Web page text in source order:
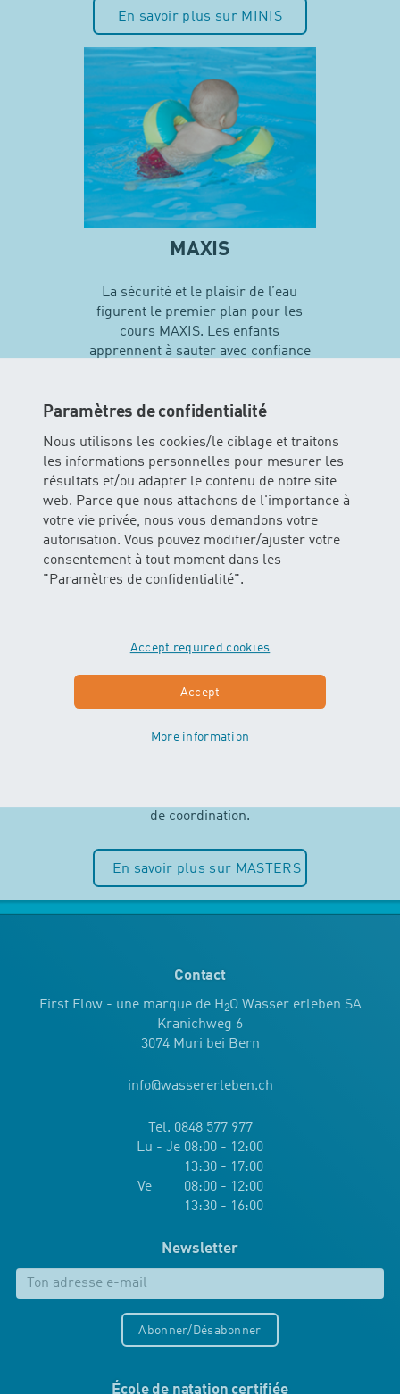
Paramètres de confidentialité
Nous utilisons les cookies/le ciblage et traitons
les informations personnelles pour mesurer les
résultats et/ou adapter le contenu de notre site
web. Parce que nous attachons de l'importance à
votre vie privée, nous vous demandons votre
autorisation. Vous pouvez modifier/ajuster votre
consentement à tout moment dans les
"Paramètres de confidentialité".
Accept required cookies
Accept
More information
En savoir plus sur MINIS
MAXIS
La sécurité et le plaisir de l’eau
figurent le premier plan pour les
cours MAXIS. Les enfants
apprennent à sauter avec confiance
techniques de natation…
En savoir plus sur MAXIS
MASTERS
Indépendance et plaisir de l’eau sont
de coordination.
En savoir plus sur MASTERS
Contact
First Flow - une marque de H2O Wasser erleben SA
Kranichweg 6
3074 Muri bei Bern
info@wassererleben.ch
Tel. 0848 577 977
Lu - Je 08:00 - 12:00
13:30 - 17:00
Ve 08:00 - 12:00
13:30 - 16:00
Newsletter
Abonner/Désabonner
École de natation certifiée